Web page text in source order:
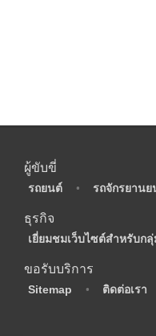
ผู้ขับขี่
รถยนต์ • รถจักรยาน
ธุรกิจ
เยี่ยมชมเว็บไซต์สำหรับก
ขอรับบริการ
Sitemap • ติดต่อเรา